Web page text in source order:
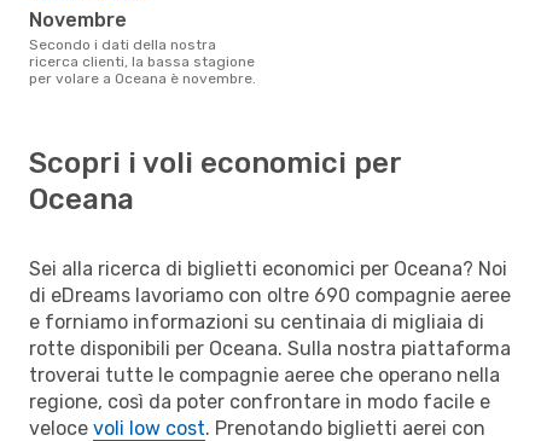
novembre
Secondo i dati della nostra
ricerca clienti, la bassa stagione
per volare a Oceana è novembre.
Scopri i voli economici per
Oceana
Sei alla ricerca di biglietti economici per Oceana? Noi
di eDreams lavoriamo con oltre 690 compagnie aeree
e forniamo informazioni su centinaia di migliaia di
rotte disponibili per Oceana. Sulla nostra piattaforma
troverai tutte le compagnie aeree che operano nella
regione, così da poter confrontare in modo facile e
veloce voli low cost. Prenotando biglietti aerei con